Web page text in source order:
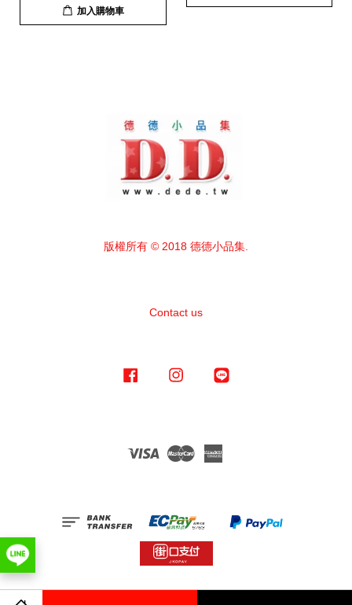
加入購物車
版權所有 © 2018 德德小品集.
Contact us
Facebook Instagram
Visa Master